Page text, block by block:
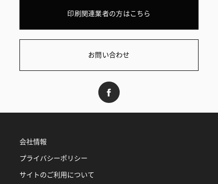
印刷関連業者の方はこちら
お問い合わせ
会社情報
プライバシーポリシー
サイトのご利用について